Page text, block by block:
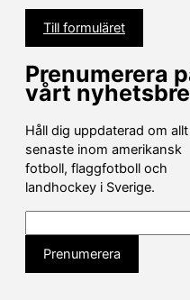
Till formuläret
Prenumerera
vårt
Håll dig uppdaterad om
senaste inom amerikansk
fotboll, flaggfotboll och
landhockey i Sverige.